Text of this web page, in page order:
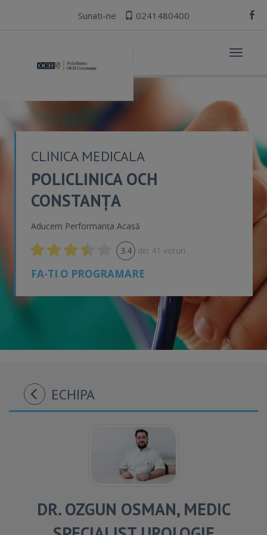
Sunati-ne 0241480400
Toggle
CLINICA MEDICALA
POLICLINICA OCH
CONSTANȚA
Aducem Performanța Acasă
3.4 din 41 voturi
FA-TI O PROGRAMARE
ECHIPA
DR. OZGUN OSMAN, MEDIC